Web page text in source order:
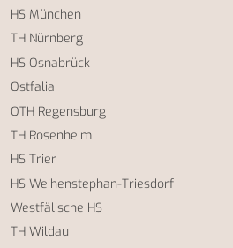
HS München
TH Nürnberg
HS Osnabrück
Ostfalia
OTH Regensburg
TH Rosenheim
HS Trier
HS Weihenstephan-Triesdorf
Westfälische HS
TH Wildau